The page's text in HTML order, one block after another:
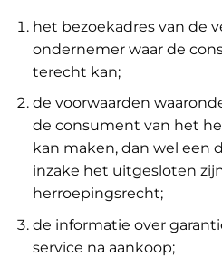
het bezoekadres van de
ondernemer waar de
terecht kan;
de voorwaarden
de consument van het
kan maken, dan wel een
inzake het uitgesloten
herroepingsrecht;
de informatie over
service na aankoop;